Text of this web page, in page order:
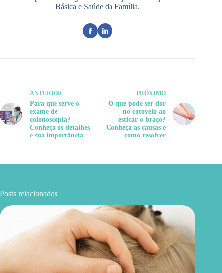
Básica e Saúde da Família.
ANTERIOR
Para que serve o
exame de
colonoscopia?
Conheça os detalhes
e sua importância
PRÓXIMO
O que pode ser dor
no cotovelo ao
esticar o braço?
Conheça as causas e
como resolver
Posts relacionados